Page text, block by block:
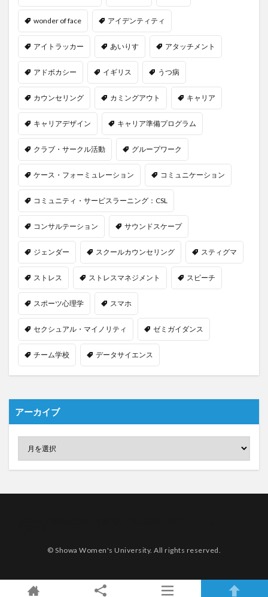
wonder of face アイデンティティ
アイトラッカー あいりす アタッチメント
アドボカシー イギリス うつ病
カウンセリング カミングアウト キャリア
キャリアデザイン キャリア準備プログラム
クラブ・サークル活動 グループワーク
ケース・フォーミュレーション コミュニケーション
コミュニティ・サービスラーニング：CSL
コンサルテーション サウンドスケープ
ジェンダー スクールカウンセリング スティグマ
ストレス ストレスマネジメント スピーチ
スポーツ心理学 スマホ
セクシュアル・マイノリティ ゼミガイダンス
チーム学校 データサイエンス
アーカイブ
© Showa Women's University. All rights reserved.